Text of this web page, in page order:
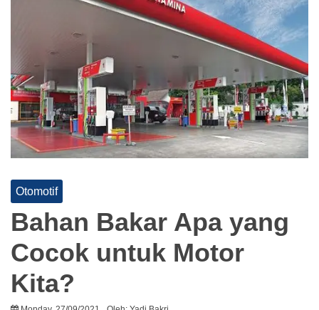
Otomotif
Bahan Bakar Apa yang
Cocok untuk Motor
Kita?